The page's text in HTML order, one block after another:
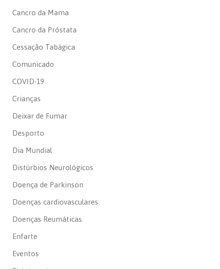
Cancro da Mama
Cancro da Próstata
Cessação Tabágica
Comunicado
COVID-19
Crianças
Deixar de Fumar
Desporto
Dia Mundial
Distúrbios Neurológicos
Doença de Parkinson
Doenças cardiovasculares
Doenças Reumáticas
Enfarte
Eventos